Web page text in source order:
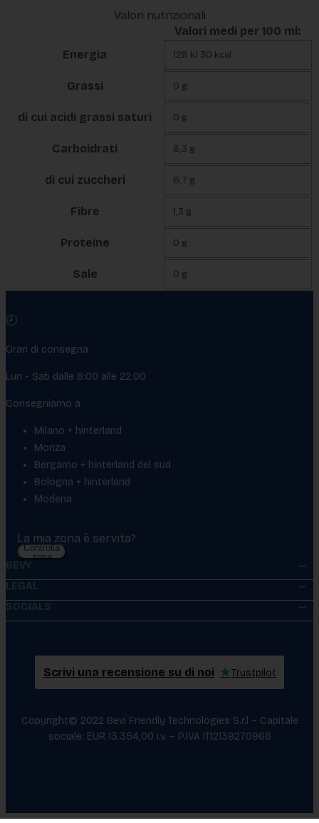
Valori nutrizionali
Valori medi per 100 ml:
Energia
128 kJ 30 kcal
Grassi 0 g
di cui acidi grassi saturi 0 g
Carboidrati 8,3 g
di cui zuccheri 6,7 g
Fibre 1,3 g
Proteine 0 g
Sale 0 g
🕘
Orari di consegna
Lun - Sab dalle 8:00 alle 22:00
Consegniamo a
Milano + hinterland
Monza
Bergamo + hinterland del sud
Bologna + hinterland
Modena
La mia zona è servita?
Controlla
zona
BEVY
LEGAL
SOCIALS
Scrivi una recensione su di noi ★Trustpilot
Copyright© 2022 Bevi Friendly Technologies S.r.l – Capitale
sociale: EUR 13.354,00 i.v. – P.IVA IT12139270966